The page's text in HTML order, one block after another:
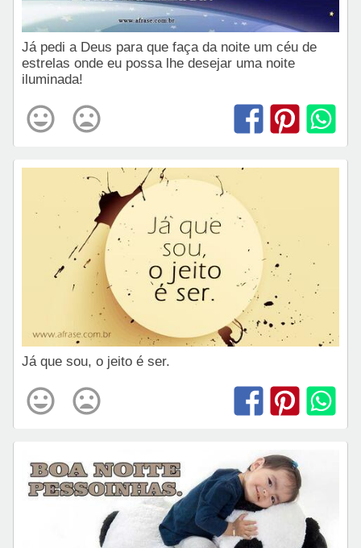
Já pedi a Deus para que faça da noite um céu de
estrelas onde eu possa lhe desejar uma noite
iluminada!
Já que sou, o jeito é ser.